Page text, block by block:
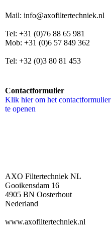
Mail: info@axofiltertechniek.nl
Tel: +31 (0)76 88 65 981
Mob: +31 (0)6 57 849 362
Tel: +32 (0)3 80 81 453
Contactformulier
Klik hier om het contactformulier
te openen
AXO Filtertechniek NL
Gooikensdam 16
4905 BN Oosterhout
Nederland
www.axofiltertechniek.nl